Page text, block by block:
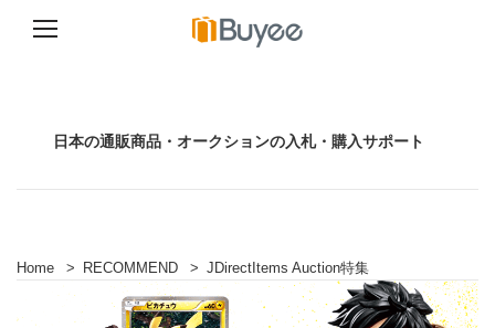
日本の通販商品・オークションの入札・購入サポート
Home > RECOMMEND > JDirectItems Auction特集